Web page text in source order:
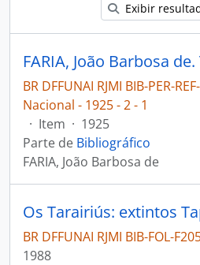
Exibir
BR DFFUNAI RJMI BIB-PER-
Nacional - 1925 - 2 - 1
· Item · 1925
Parte de Bibliográfico
FARIA, João Barbosa de
BR DFFUNAI RJMI BIB-FOL-
1988